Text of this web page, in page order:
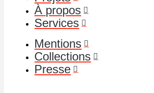
À propos
Services
Mentions
Collections
Presse